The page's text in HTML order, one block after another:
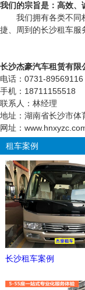
我们的宗旨是：高效、
我们拥有各类不同档
捷、周到的长沙租车服
长沙杰豪汽车租赁有限
电话：0731-89569116
手机：18711155518
联系人：林经理
地址：湖南省长沙市体
网址：
租车案例
长沙租车案例